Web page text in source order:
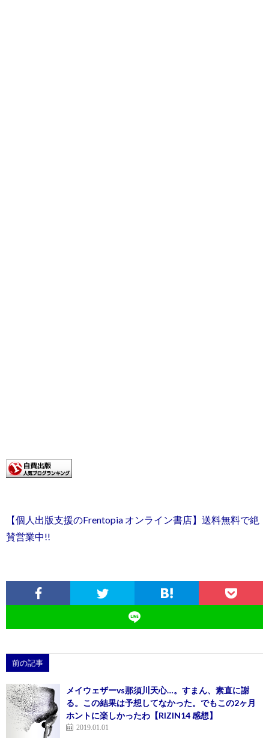
【個人出版支援のFrentopia オンライン書店】送料無料で絶
賛営業中!!
前の記事
メイウェザーvs那須川天心…。すまん、素直に謝
る。この結果は予想してなかった。でもこの2ヶ月
ホントに楽しかったわ【RIZIN14 感想】
2019.01.01